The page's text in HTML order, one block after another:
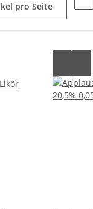
pro Seite